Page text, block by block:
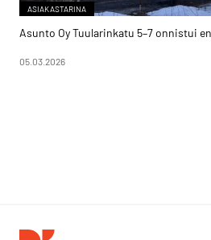
ASIAKASTARINA
Asunto Oy Tuularinkatu 5–7 onnistui
05.03.2026